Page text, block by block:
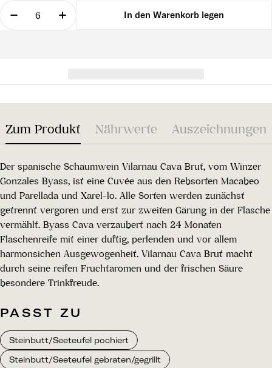
Menge
Menge für Vilarnau Cava Brut verringern
Menge für Vilarnau Cava Brut erhöhen
In den Warenkorb legen
Zum Produkt Nährwerte Auszeichnungen
Der spanische Schaumwein Vilarnau Cava Brut, vom Winzer
Gonzales Byass, ist eine Cuvée aus den Rebsorten Macabeo
und Parellada und Xarel-lo. Alle Sorten werden zunächst
getrennt vergoren und erst zur zweiten Gärung in der Flasche
vermählt. Byass Cava verzaubert nach 24 Monaten
Flaschenreife mit einer duftig, perlenden und vor allem
harmonsichen Ausgewogenheit. Vilarnau Cava Brut macht
durch seine reifen Fruchtaromen und der frischen Säure
besondere Trinkfreude.
PASST ZU
Steinbutt/Seeteufel pochiert
Steinbutt/Seeteufel gebraten/gegrillt